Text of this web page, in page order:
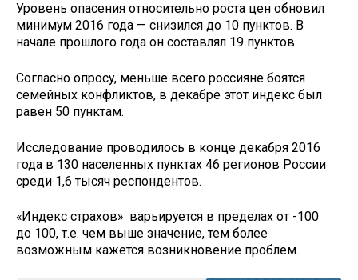
Уровень опасения относительно роста цен обновил
минимум 2016 года — снизился до 10 пунктов. В
начале прошлого года он составлял 19 пунктов.
Согласно опросу, меньше всего россияне боятся
семейных конфликтов, в декабре этот индекс был
равен 50 пунктам.
Исследование проводилось в конце декабря 2016
года в 130 населенных пунктах 46 регионов России
среди 1,6 тысяч респондентов.
«Индекс страхов» варьируется в пределах от -100
до 100, т.е. чем выше значение, тем более
возможным кажется возникновение проблем.